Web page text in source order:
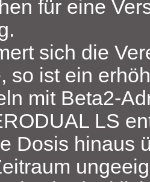
für eine
sich die
so ist ein
mit
LS
Dosis hinaus